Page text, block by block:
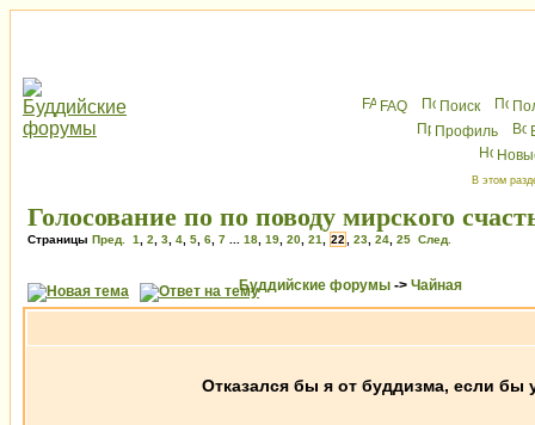
FAQ Поиск
Профиль
В этом
Голосование по по поводу мирского
Страницы Пред. 1 2 3 4 5 6 7 18 19 20 21 22 23 24 25 След.
Буддийские форумы -> Чайная
Отказался бы я от буддизма, если